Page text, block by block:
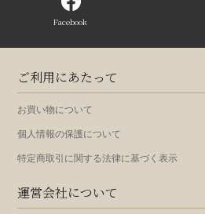
Facebook
ご利用にあたって
お買い物について
個人情報の保護について
特定商取引に関する法律に基づく表示
運営会社について